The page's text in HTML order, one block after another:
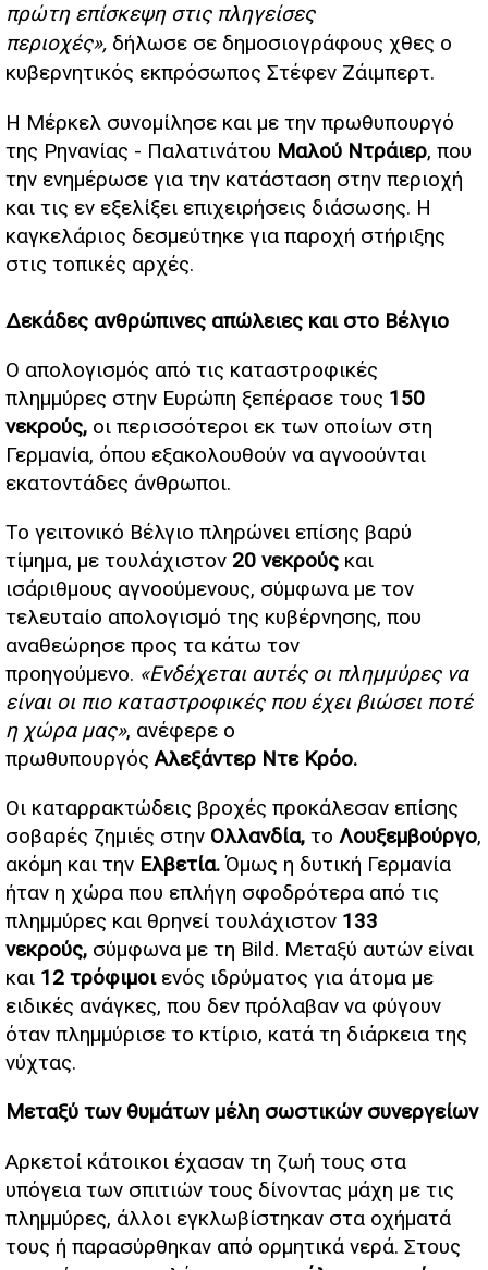
πρώτη επίσκεψη στις πληγείσες
περιοχές», δήλωσε σε δημοσιογράφους χθες ο
κυβερνητικός εκπρόσωπος Στέφεν Ζάιμπερτ.
Η Μέρκελ συνομίλησε και με την πρωθυπουργό
της Ρηνανίας - Παλατινάτου Μαλού Ντράιερ, που
την ενημέρωσε για την κατάσταση στην περιοχή
και τις εν εξελίξει επιχειρήσεις διάσωσης. Η
καγκελάριος δεσμεύτηκε για παροχή στήριξης
στις τοπικές αρχές.
Δεκάδες ανθρώπινες απώλειες και στο Βέλγιο
Ο απολογισμός από τις καταστροφικές
πλημμύρες στην Ευρώπη ξεπέρασε τους 150
νεκρούς, οι περισσότεροι εκ των οποίων στη
Γερμανία, όπου εξακολουθούν να αγνοούνται
εκατοντάδες άνθρωποι.
Το γειτονικό Βέλγιο πληρώνει επίσης βαρύ
τίμημα, με τουλάχιστον 20 νεκρούς και
ισάριθμους αγνοούμενους, σύμφωνα με τον
τελευταίο απολογισμό της κυβέρνησης, που
αναθεώρησε προς τα κάτω τον
προηγούμενο. «Ενδέχεται αυτές οι πλημμύρες να
είναι οι πιο καταστροφικές που έχει βιώσει ποτέ
η χώρα μας», ανέφερε ο
πρωθυπουργός Αλεξάντερ Ντε Κρόο.
Οι καταρρακτώδεις βροχές προκάλεσαν επίσης
σοβαρές ζημιές στην Ολλανδία, το Λουξεμβούργο,
ακόμη και την Ελβετία.Όμως η δυτική Γερμανία
ήταν η χώρα που επλήγη σφοδρότερα από τις
πλημμύρες και θρηνεί τουλάχιστον 133
νεκρούς, σύμφωνα με τη Bild. Μεταξύ αυτών είναι
και 12 τρόφιμοιενός ιδρύματος για άτομα με
ειδικές ανάγκες, που δεν πρόλαβαν να φύγουν
όταν πλημμύρισε το κτίριο, κατά τη διάρκεια της
νύχτας.
Μεταξύ των θυμάτων μέλη σωστικών συνεργείων
Αρκετοί κάτοικοι έχασαν τη ζωή τους στα
υπόγεια των σπιτιών τους δίνοντας μάχη με τις
πλημμύρες, άλλοι εγκλωβίστηκαν στα οχήματά
τους ή παρασύρθηκαν από ορμητικά νερά. Στους